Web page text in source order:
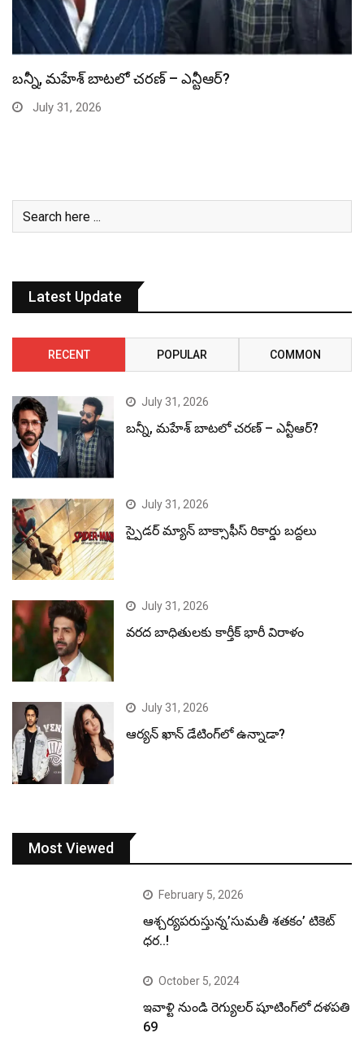
స్పైడర్ మ్యాన్ బాక్సాఫీస్ రికార్డు బద్దలు
July 31, 2026
Latest Update
RECENT POPULAR COMMON
July 31, 2026
బన్నీ, మహేశ్ బాటలో చరణ్ – ఎన్టీఆర్?
July 31, 2026
స్పైడర్ మ్యాన్ బాక్సాఫీస్ రికార్డు బద్దలు
July 31, 2026
వరద బాధితులకు కార్తీక్ భారీ విరాళం
July 31, 2026
ఆర్యన్ ఖాన్ డేటింగ్‌లో ఉన్నాడా?
Most Viewed
February 5, 2026
ఆశ్చర్యపరుస్తున్న’సుమతీ శతకం’ టికెట్
ధర..!
October 5, 2024
ఇవాళ్టి నుండి రెగ్యులర్ షూటింగ్‌లో దళపతి
69